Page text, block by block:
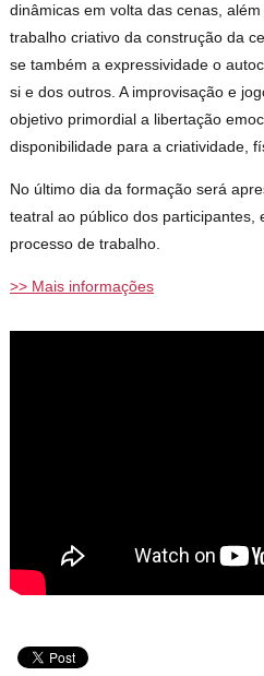
dinâmicas em volta das cenas, além
trabalho criativo da construção da
se também a expressividade o
si e dos outros. A improvisação e
objetivo primordial a libertação
disponibilidade para a criatividade,
No último dia da formação será
teatral ao público dos
processo de trabalho.
>> Mais informações